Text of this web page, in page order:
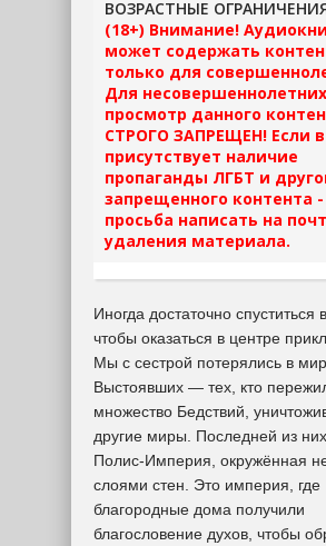
ВОЗРАСТНЫЕ
(18+) Внимание!
может содержать
только для
Для несовершеннолетних
просмотр данного
СТРОГО ЗАПРЕЩЕН! Если в
присутствует наличие
пропаганды ЛГБТ и
запрещенного контента -
просьба написать на
удаления материала.
Иногда достаточно спуститься
чтобы оказаться в центре
Мы с сестрой потерялись в
Выстоявших — тех, кто
множество Бедствий,
другие миры. Последней из
Полис-Империя, окружённая
слоями стен. Это империя, где
благородные дома получили
благословение духов, чтобы